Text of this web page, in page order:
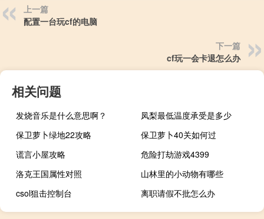
上一篇
配置一台玩cf的电脑
下一篇
cf玩一会卡退怎么办
相关问题
发烧音乐是什么意思啊？
凤梨最低温度承受是多少
保卫萝卜绿地22攻略
保卫萝卜40关如何过
谎言小屋攻略
危险打劫游戏4399
洛克王国属性对照
山林里的小动物有哪些
csol狙击控制台
离职请假不批怎么办
csol鼠标左键怎么用